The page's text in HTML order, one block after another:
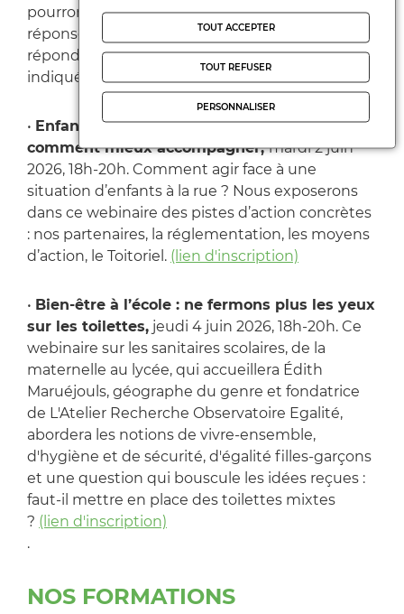
pourront consulter au fur et à mesure les
réponses des formations. Les candidats devront
répondre aux propositions dans les délais
indiqués par la plateforme.(lien d'inscription)
• Enfants à la rue : face à la précarité,
comment mieux accompagner,mardi 2 juin
2026, 18h-20h. Comment agir face à une
situation d’enfants à la rue ? Nous exposerons
dans ce webinaire des pistes d’action concrètes
: nos partenaires, la réglementation, les moyens
d’action, le Toitoriel. (lien d'inscription)
• Bien-être à l’école : ne fermons plus les yeux
sur les toilettes, jeudi 4 juin 2026, 18h-20h. Ce
webinaire sur les sanitaires scolaires, de la
maternelle au lycée, qui accueillera Édith
Maruéjouls, géographe du genre et fondatrice
de L'Atelier Recherche Observatoire Egalité,
abordera les notions de vivre-ensemble,
d'hygiène et de sécurité, d'égalité filles-garçons
et une question qui bouscule les idées reçues :
faut-il mettre en place des toilettes mixtes
? (lien d'inscription)
.
NOS FORMATIONS
TOUT ACCEPTER
TOUT REFUSER
PERSONNALISER